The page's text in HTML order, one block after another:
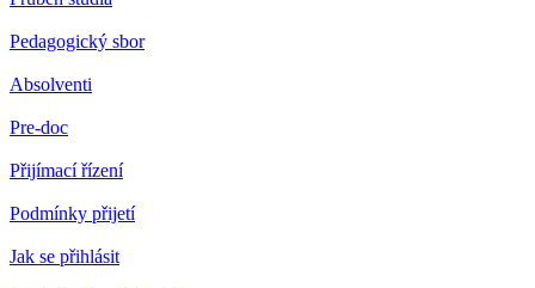
Pedagogický sbor
Absolventi
Pre-doc
Přijímací řízení
Podmínky přijetí
Jak se přihlásit